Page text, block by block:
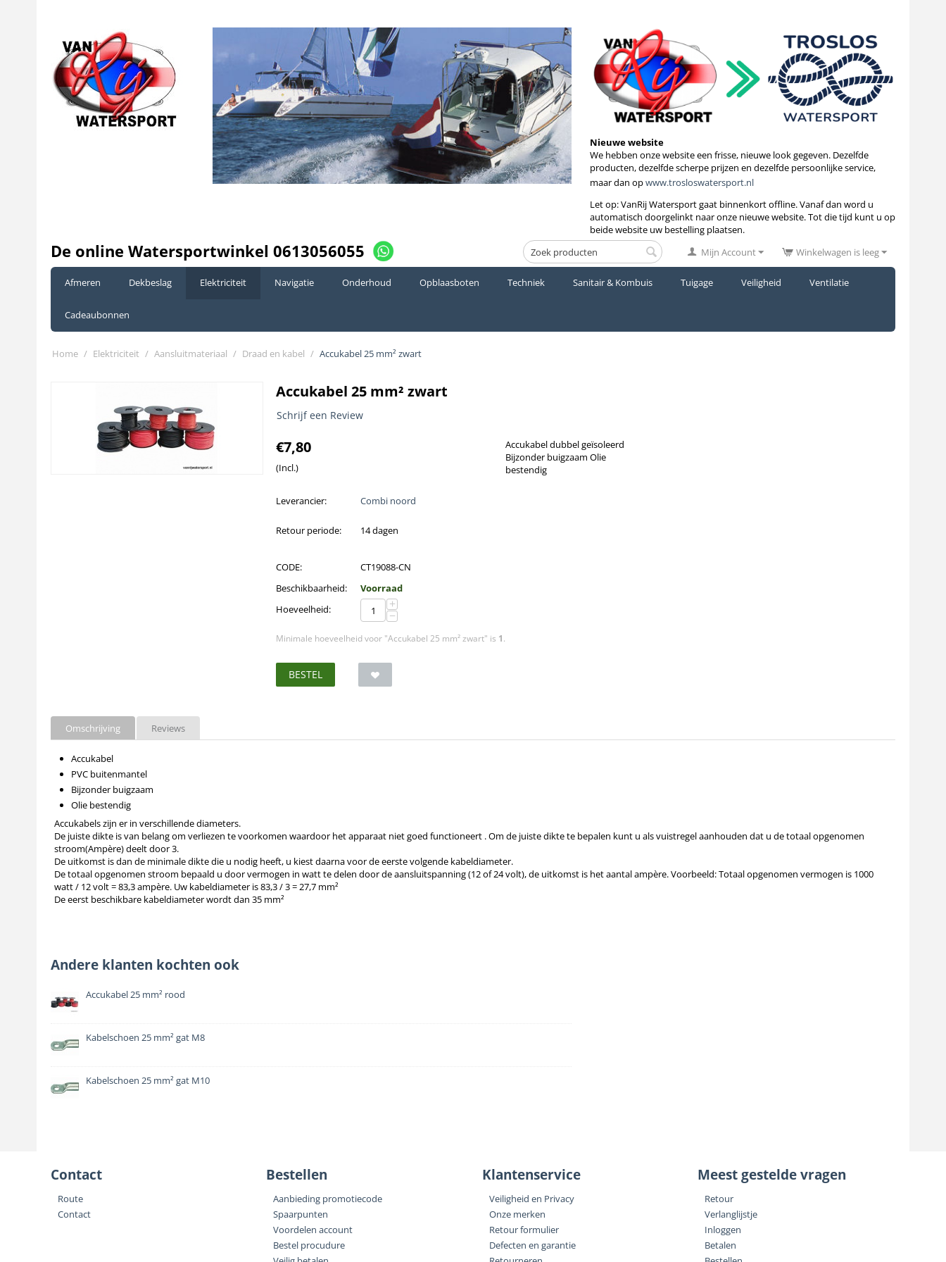
Nieuwe website
We hebben onze website een frisse, nieuwe look gegeven. Dezelfde
producten, dezelfde scherpe prijzen en dezelfde persoonlijke service,
maar dan opwww.trosloswatersport.nl
Let op: VanRij Watersport gaat binnenkortoffline. Vanaf dan word u
automatisch doorgelinkt naar onze nieuwe website. Tot die tijd kunt u op
beide website uw bestelling plaatsen.
De online Watersportwinkel 0613056055 Winkelwagen is leeg
Mijn Account
Afmeren Dekbeslag Elektriciteit Navigatie Onderhoud Opblaasboten Techniek Sanitair & Kombuis Tuigage Veiligheid Ventilatie
Cadeaubonnen
Home / Elektriciteit / Aansluitmateriaal / Draad en kabel / Accukabel 25 mm² zwart
Accukabel 25 mm² zwart
Schrijf een Review
Accukabel dubbel geïsoleerd
Bijzonder buigzaam Olie
bestendig
€7,80
(Incl.)
Leverancier: Combi noord
Retour periode: 14 dagen
CODE:
CT19088-CN
Beschikbaarheid:
Voorraad
Hoeveelheid:
+
−
Minimale hoeveelheid voor "Accukabel 25 mm² zwart" is 1.
BESTEL
Omschrijving Reviews
Accukabel
PVC buitenmantel
Bijzonder buigzaam
Olie bestendig
Accukabels zijn er in verschillende diameters.
De juiste dikte is van belang om verliezen te voorkomen waardoor het apparaat niet goed functioneert . Om de juiste dikte te bepalen kunt u als vuistregel aanhouden dat u de totaal opgenomen
stroom(Ampère) deelt door 3.
De uitkomst is dan de minimale dikte die u nodig heeft, u kiest daarna voor de eerste volgende kabeldiameter.
De totaal opgenomen stroom bepaald u door vermogen in watt te delen door de aansluitspanning (12 of 24 volt), de uitkomst is het aantal ampère. Voorbeeld: Totaal opgenomen vermogen is 1000
watt / 12 volt = 83,3 ampère. Uw kabeldiameter is 83,3 / 3 = 27,7 mm²
De eerst beschikbare kabeldiameter wordt dan 35 mm²
Andere klanten kochten ook
Accukabel 25 mm² rood
Kabelschoen 25 mm² gat M8
Kabelschoen 25 mm² gat M10
Contact
Route
Contact
Bestellen
Aanbieding promotiecode
Spaarpunten
Voordelen account
Bestel procudure
Klantenservice
Veiligheid en Privacy
Onze merken
Retour formulier
Defecten en garantie
Meest gestelde vragen
Retour
Verlanglijstje
Inloggen
Betalen